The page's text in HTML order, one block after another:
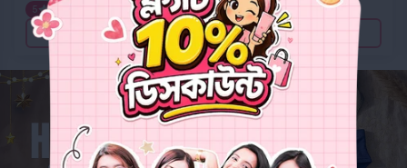
5
Out of stock
4.9 (8)
Out of stock